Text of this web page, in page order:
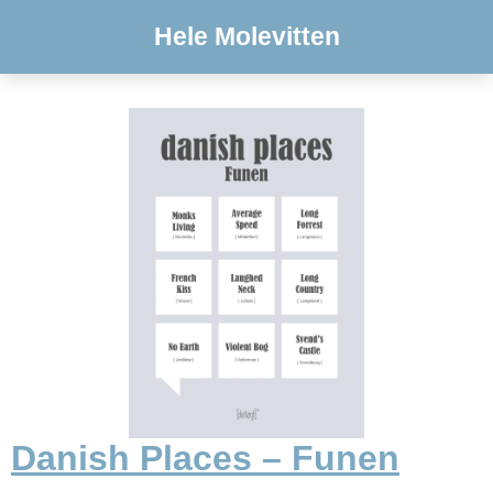
Hele Molevitten
Danish Places – Funen